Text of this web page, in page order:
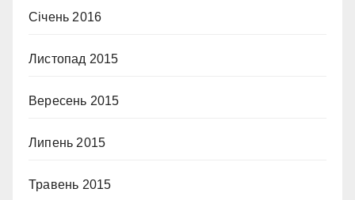
Січень 2016
Листопад 2015
Вересень 2015
Липень 2015
Травень 2015